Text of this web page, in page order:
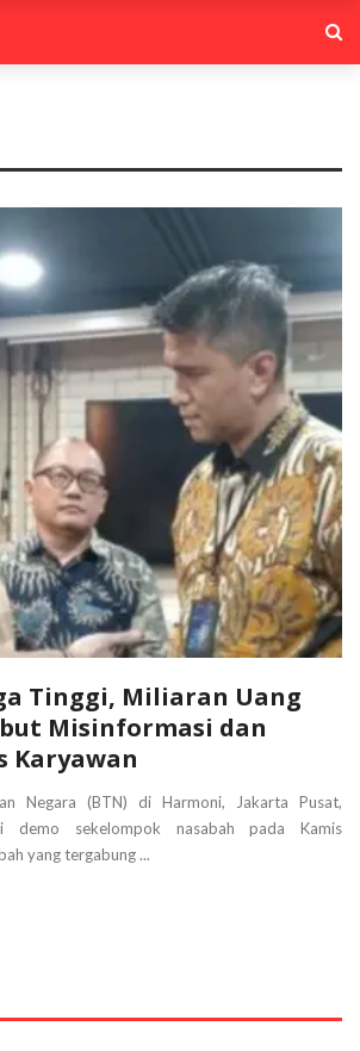
Tinggi, Miliaran Uang
Misinformasi dan
Karyawan
Negara (BTN) di Harmoni, Jakarta Pusat,
demo sekelompok nasabah pada Kamis
yang tergabung ...